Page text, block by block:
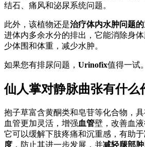
结石、痛风和泌尿系统问题。
此外，该植物还是治疗体内水肿问题的
进体内多余水分的排出，它能消除身
少体围和体重，减少水肿。
如果您有排尿问题， Urinofix值得一试。
仙人掌对静脉曲张有什么
抱子草富含黄酮类和皂苷等化合物，
血管更加灵活，增强血管壁，改善血
它可以缓解下肢疼痛和沉重感，有助于
度 ，防止其进一步发展，并减轻腿部